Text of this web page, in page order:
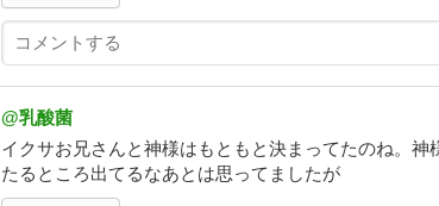
@乳酸菌
イクサお兄さんと神様はもともと決まってたのね。
たるところ出てるなあとは思ってましたが